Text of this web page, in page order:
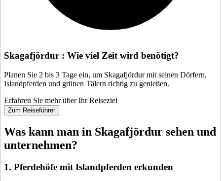
Skagafjördur : Wie viel Zeit wird benötigt?
Planen Sie 2 bis 3 Tage ein, um Skagafjördur mit seinen Dörfern,
Islandpferden und grünen Tälern richtig zu genießen.
Erfahren Sie mehr über Ihr Reiseziel
Zum Reiseführer
Was kann man in Skagafjördur sehen und
unternehmen?
1. Pferdehöfe mit Islandpferden erkunden